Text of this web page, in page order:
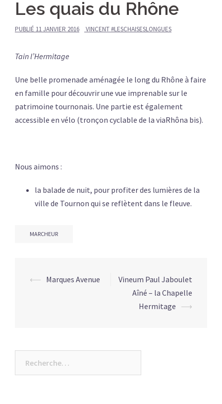
Les quais du Rhône
PUBLIÉ 11 JANVIER 2016 VINCENT #LESCHAISESLONGUES
Tain l’Hermitage
Une belle promenade aménagée le long du Rhône à faire
en famille pour découvrir une vue imprenable sur le
patrimoine tournonais. Une partie est également
accessible en vélo (tronçon cyclable de la viaRhôna bis).
Nous aimons :
la balade de nuit, pour profiter des lumières de la
ville de Tournon qui se reflètent dans le fleuve.
MARCHEUR
Navigation
⟵ Marques Avenue
Vineum Paul Jaboulet
Aîné – la Chapelle
Hermitage ⟶